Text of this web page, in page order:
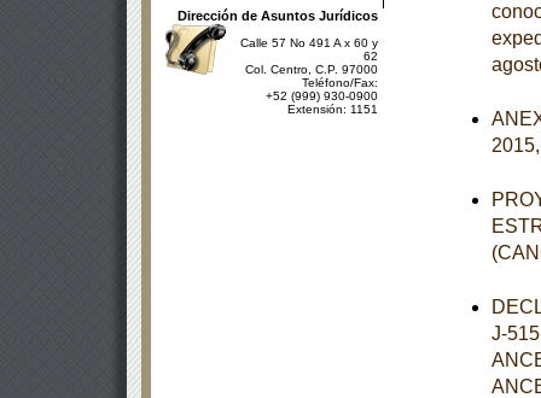
Dirección de Asuntos Jurídicos
Calle 57 No 491 A x 60 y
62
Col. Centro, C.P. 97000
Teléfono/Fax:
+52 (999) 930-0900
Extensión: 1151
J-